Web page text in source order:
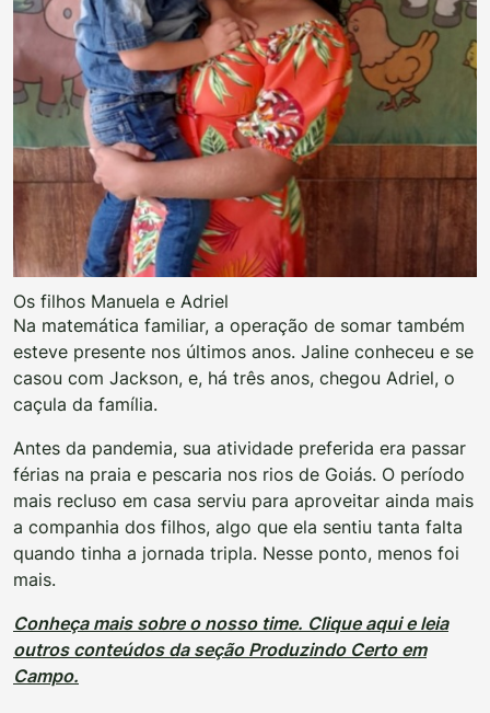
Os filhos Manuela e Adriel
Na matemática familiar, a operação de somar também
esteve presente nos últimos anos. Jaline conheceu e se
casou com Jackson, e, há três anos, chegou Adriel, o
caçula da família.
Antes da pandemia, sua atividade preferida era passar
férias na praia e pescaria nos rios de Goiás. O período
mais recluso em casa serviu para aproveitar ainda mais
a companhia dos filhos, algo que ela sentiu tanta falta
quando tinha a jornada tripla. Nesse ponto, menos foi
mais.
Conheça mais sobre o nosso time. Clique aqui e leia
outros conteúdos da seção Produzindo Certo em
Campo.